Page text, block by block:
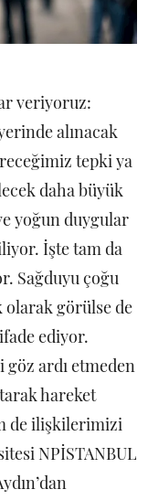
veriyoruz:
alınacak
tepki ya
daha büyük
yoğun duygular
İşte tam da
Sağduyu çoğu
olarak görülse de
ediyor.
ardı etmeden
hareket
de ilişkilerimizi
NPİSTANBUL